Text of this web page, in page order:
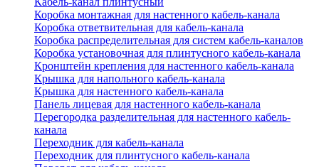
Коробка монтажная для настенного кабель-канала
Коробка ответвительная для кабель-канала
Коробка распределительная для систем кабель-каналов
Коробка установочная для плинтусного кабель-канала
Кронштейн крепления для настенного кабель-канала
Крышка для напольного кабель-канала
Крышка для настенного кабель-канала
Панель лицевая для настенного кабель-канала
Перегородка разделительная для настенного кабель-
канала
Переходник для кабель-канала
Переходник для плинтусного кабель-канала